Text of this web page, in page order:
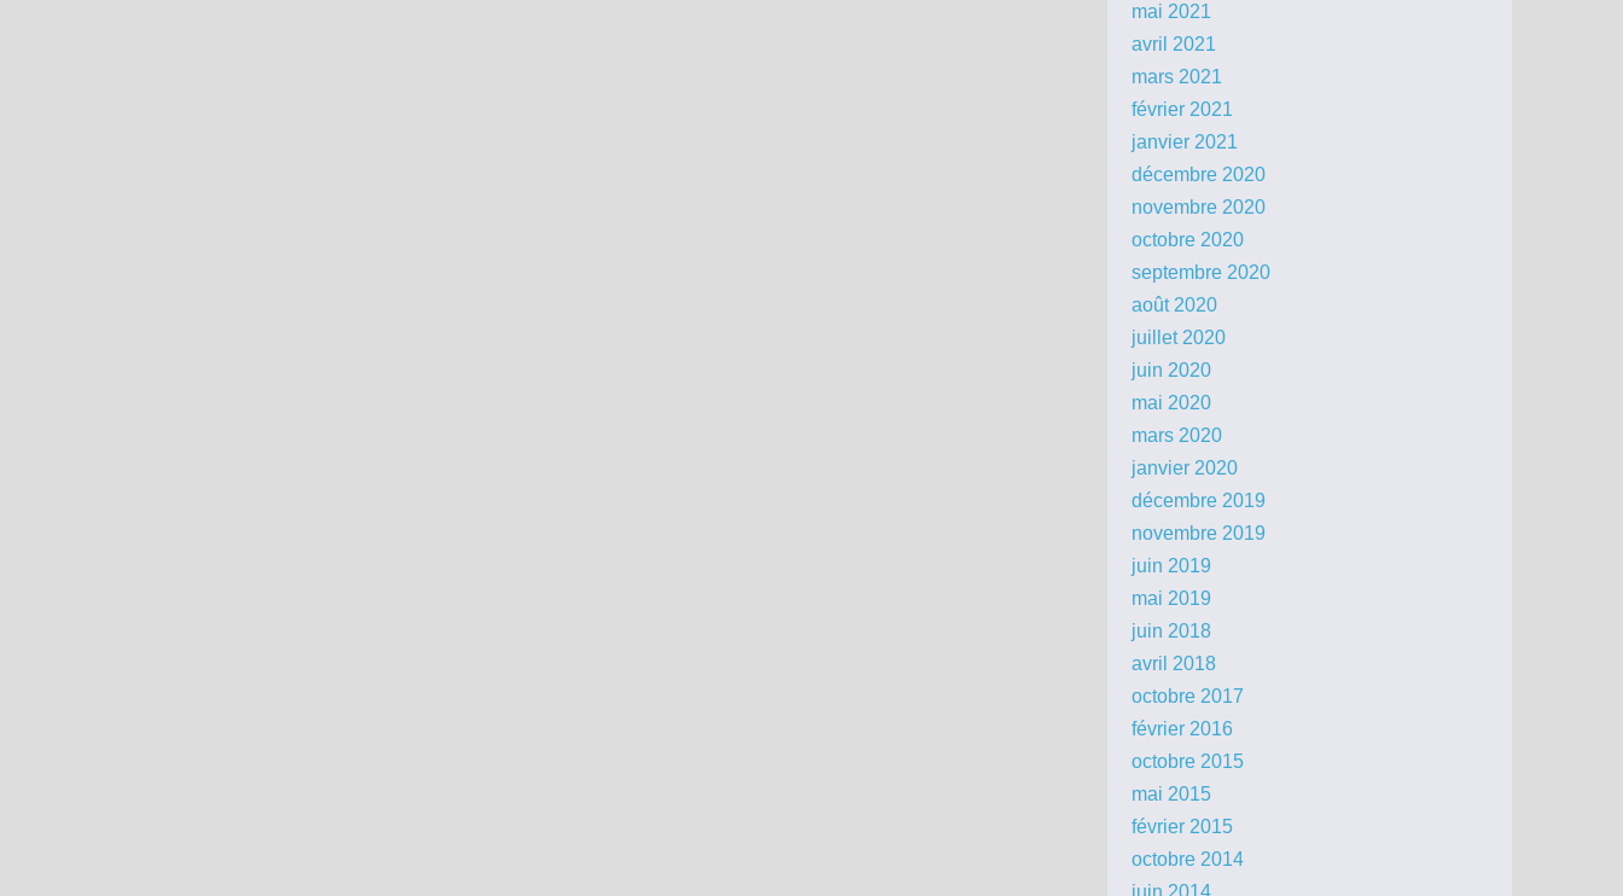
mai 2021
avril 2021
mars 2021
février 2021
janvier 2021
décembre 2020
novembre 2020
octobre 2020
septembre 2020
août 2020
juillet 2020
juin 2020
mai 2020
mars 2020
janvier 2020
décembre 2019
novembre 2019
juin 2019
mai 2019
juin 2018
avril 2018
octobre 2017
février 2016
octobre 2015
mai 2015
février 2015
octobre 2014
juin 2014